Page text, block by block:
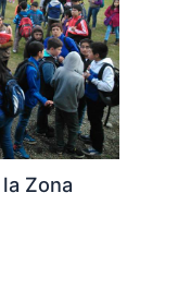
Zona